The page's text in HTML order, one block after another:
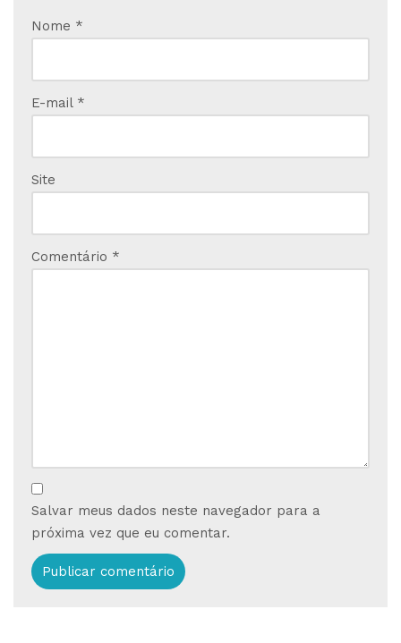
Nome *
E-mail *
Site
Comentário *
Salvar meus dados neste navegador para a
próxima vez que eu comentar.